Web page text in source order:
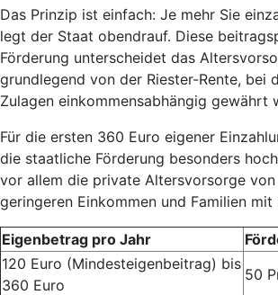
Das Prinzip ist einfach: Je mehr Sie
legt der Staat obendrauf. Diese
Förderung unterscheidet das
grundlegend von der Riester-Rente, bei
Zulagen einkommensabhängig gewährt
Für die ersten 360 Euro eigener
die staatliche Förderung besonders
vor allem die private Altersvorsorge von
geringeren Einkommen und Familien
Eigenbetrag pro Jahr
120 Euro (Mindesteigenbeitrag) bis
360 Euro
50